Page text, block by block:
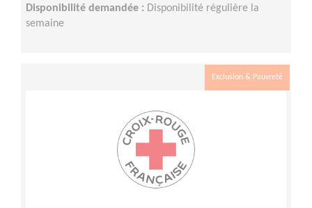
Disponibilité demandée : Disponibilité régulière la
semaine
Exclusion & Pauvreté